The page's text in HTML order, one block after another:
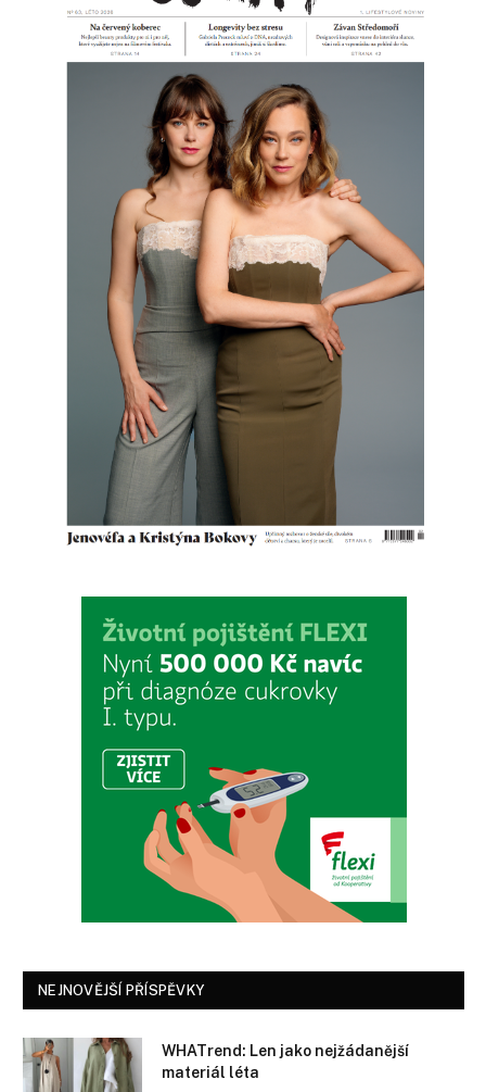
NEJNOVĚJŠÍ PŘÍSPĚVKY
WHATrend: Len jako nejžádanější
materiál léta